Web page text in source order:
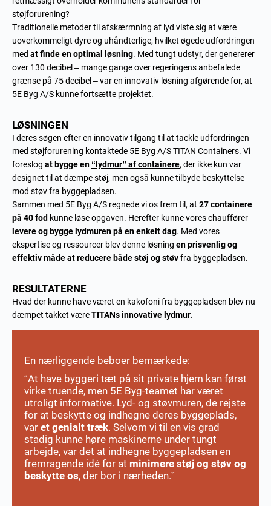
støjforurening?
Traditionelle metoder til afskærmning af lyd viste sig at være
uoverkommeligt dyre og uhåndterlige, hvilket øgede udfordringen
med at finde en optimal løsning. Med tungt udstyr, der genererer
over 130 decibel – mange gange over regeringens anbefalede
grænse på 75 decibel – var en innovativ løsning afgørende for, at
5E Byg A/S kunne fortsætte projektet.
LØSNINGEN
I deres søgen efter en innovativ tilgang til at tackle udfordringen
med støjforurening kontaktede 5E Byg A/S TITAN Containers. Vi
foreslog at bygge en “lydmur” af containere, der ikke kun var
designet til at dæmpe støj, men også kunne tilbyde beskyttelse
mod støv fra byggepladsen.
Sammen med 5E Byg A/S regnede vi os frem til, at 27 containere
på 40 fod kunne løse opgaven. Herefter kunne vores chauffører
levere og bygge lydmuren på en enkelt dag. Med vores
ekspertise og ressourcer blev denne løsning en prisvenlig og
effektiv måde at reducere både støj og støvfra byggepladsen.
RESULTATERNE
Hvad der kunne have været en kakofoni fra byggepladsen blev nu
dæmpet takket væreTITANs innovative lydmur.
En nærliggende beboer bemærkede:
“At have byggeri tæt på sit private hjem kan først
virke truende, men 5E Byg-teamet har været
utroligt informative. Lyd- og støvmuren, de rejste
for at beskytte og indhegne deres byggeplads,
var et genialt træk. Selvom vi til en vis grad
stadig kunne høre maskinerne under tungt
arbejde, var det at indhegne byggepladsen en
fremragende idé for at minimere støj og støv og
beskytte os, der bor i nærheden.”